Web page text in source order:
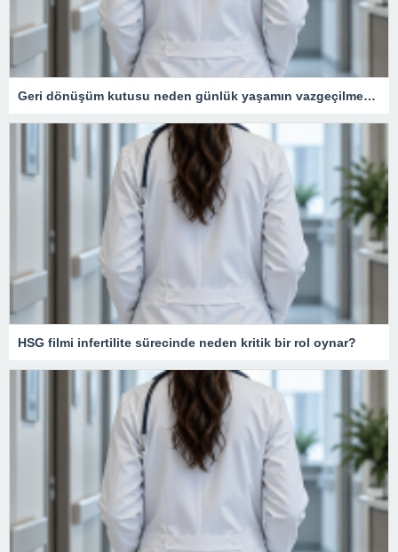
Geri dönüşüm kutusu neden günlük yaşamın vazgeçilmezidir?
HSG filmi infertilite sürecinde neden kritik bir rol oynar?